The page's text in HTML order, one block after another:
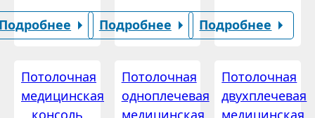
Подробнее Подробнее
Потолочная
медицинская
консоль
Потолочная
одноплечевая
медицинская
Потолочная
двухплечевая
медицинская